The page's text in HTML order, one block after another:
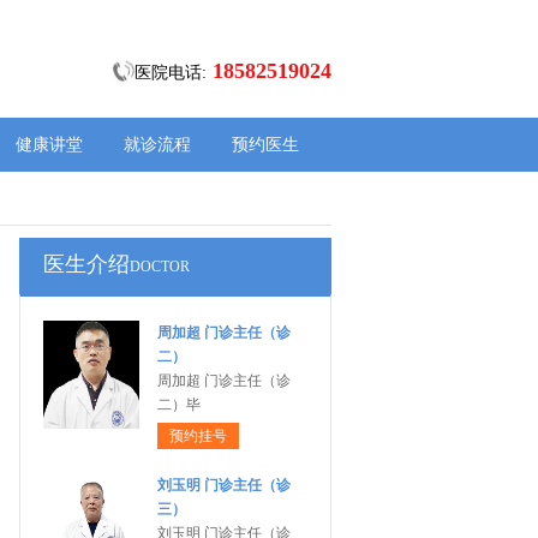
医院电话: 18582519024
健康讲堂 就诊流程 预约医生
医生介绍DOCTOR
周加超 门诊主任（诊
二）
周加超 门诊主任（诊
二）毕
预约挂号
刘玉明 门诊主任（诊
三）
刘玉明 门诊主任（诊